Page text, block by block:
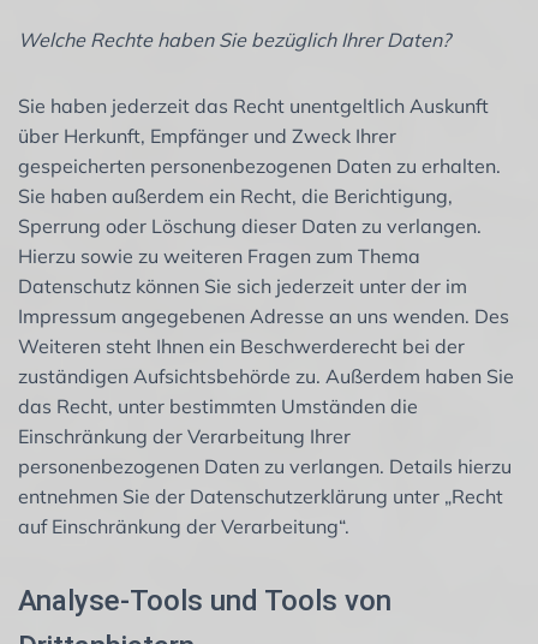
Welche Rechte haben Sie bezüglich Ihrer Daten?
Sie haben jederzeit das Recht unentgeltlich Auskunft
über Herkunft, Empfänger und Zweck Ihrer
gespeicherten personenbezogenen Daten zu erhalten.
Sie haben außerdem ein Recht, die Berichtigung,
Sperrung oder Löschung dieser Daten zu verlangen.
Hierzu sowie zu weiteren Fragen zum Thema
Datenschutz können Sie sich jederzeit unter der im
Impressum angegebenen Adresse an uns wenden. Des
Weiteren steht Ihnen ein Beschwerderecht bei der
zuständigen Aufsichtsbehörde zu. Außerdem haben Sie
das Recht, unter bestimmten Umständen die
Einschränkung der Verarbeitung Ihrer
personenbezogenen Daten zu verlangen. Details hierzu
entnehmen Sie der Datenschutzerklärung unter „Recht
auf Einschränkung der Verarbeitung“.
Analyse-Tools und Tools von